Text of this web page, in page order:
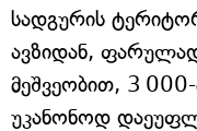
სადგურის
ავზიდან,
მეშვეობით, 3
უკანონოდ